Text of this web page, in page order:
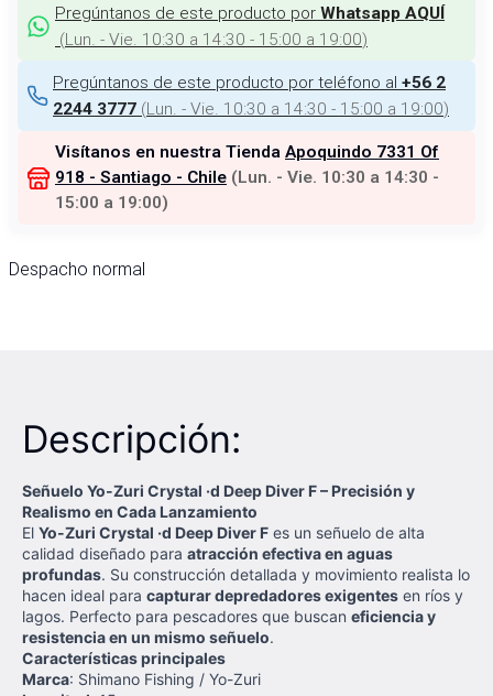
Pregúntanos de este producto por Whatsapp AQUÍ
(Lun. - Vie. 10:30 a 14:30 - 15:00 a 19:00)
Pregúntanos de este producto por teléfono al +56 2
2244 3777 (Lun. - Vie. 10:30 a 14:30 - 15:00 a 19:00)
Visítanos en nuestra Tienda Apoquindo 7331 Of
918 - Santiago - Chile (Lun. - Vie. 10:30 a 14:30 -
15:00 a 19:00)
Despacho normal
Descripción:
Señuelo Yo-Zuri Crystal ·d Deep Diver F – Precisión y
Realismo en Cada Lanzamiento
El Yo-Zuri Crystal ·d Deep Diver F es un señuelo de alta
calidad diseñado para atracción efectiva en aguas
profundas. Su construcción detallada y movimiento realista lo
hacen ideal para capturar depredadores exigentes en ríos y
lagos. Perfecto para pescadores que buscan eficiencia y
resistencia en un mismo señuelo.
Características principales
Marca: Shimano Fishing / Yo-Zuri